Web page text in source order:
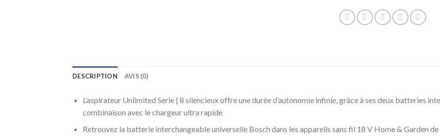
DESCRIPTION AVIS (0)
L’aspirateur Unlimited Serie | 8 silencieux offre une durée d’autonomie infinie, grâce à ses deux batteries
combinaison avec le chargeur ultra rapide
Retrouvez la batterie interchangeable universelle Bosch dans les appareils sans fil 18 V Home & Garden